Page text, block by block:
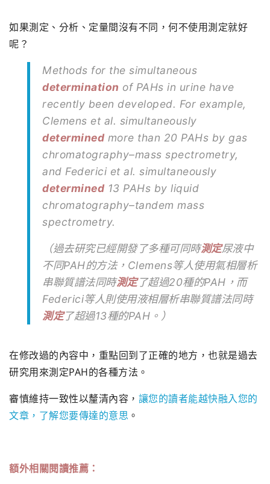
如果測定、分析、定量間沒有不同，何不使用測定就好
呢？
Methods for the simultaneous
determination of PAHs in urine have
recently been developed. For example,
Clemens et al. simultaneously
determined more than 20 PAHs by gas
chromatography–mass spectrometry,
and Federici et al. simultaneously
determined 13 PAHs by liquid
chromatography–tandem mass
spectrometry.
（過去研究已經開發了多種可同時測定尿液中
不同PAH的方法，Clemens等人使用氣相層析
串聯質譜法同時測定了超過20種的PAH，而
Federici等人則使用液相層析串聯質譜法同時
測定了超過13種的PAH。）
在修改過的內容中，重點回到了正確的地方，也就是過去
研究用來測定PAH的各種方法。
審慎維持一致性以釐清內容， 讓您的讀者能越快融入您的
文章，了解您要傳達的意思 。
額外相關閱讀推薦：